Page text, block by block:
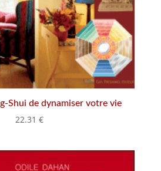
Shui de dynamiser votre vie
22.31 €